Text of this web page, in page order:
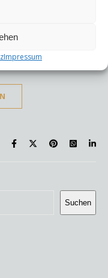
Impressum
6. Nachspüren
Hier geht es zu
Suchen